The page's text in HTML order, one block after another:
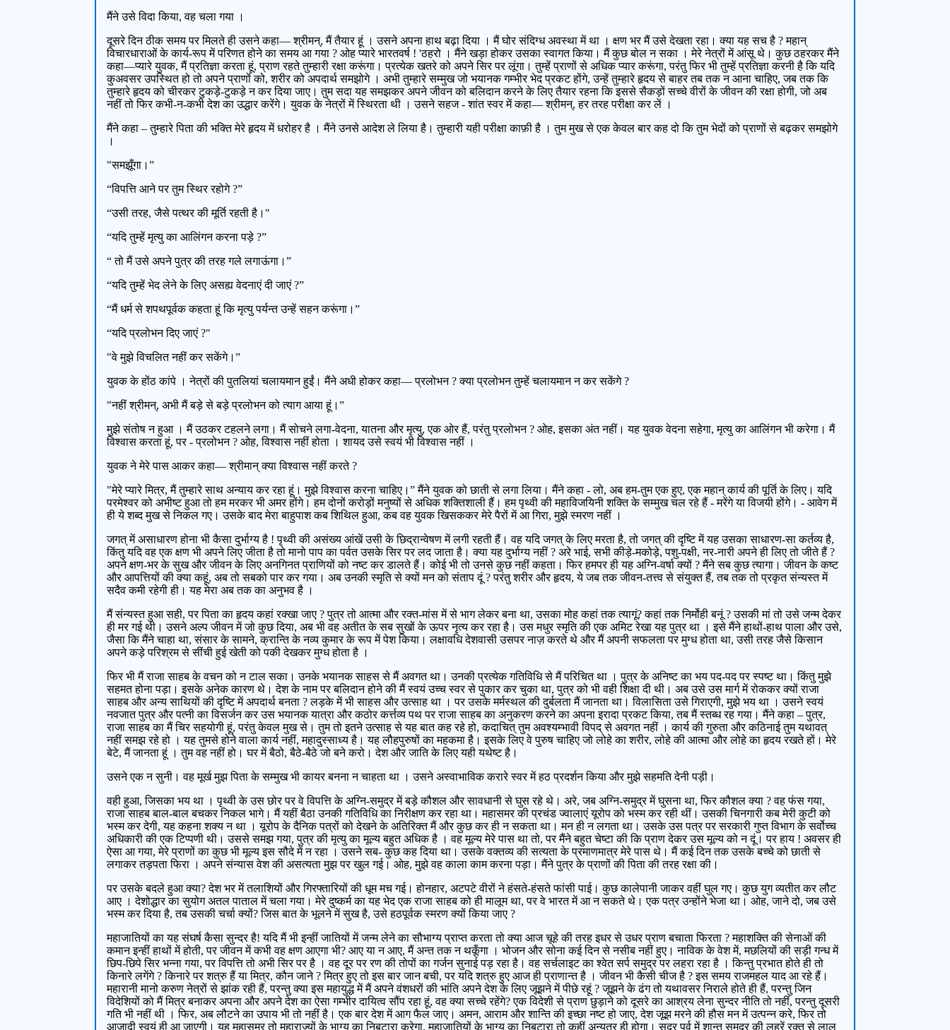
मैंने उसे विदा किया, वह चला गया ।
दूसरे दिन ठीक समय पर मिलते ही उसने कहा— श्रीमन्, मैं तैयार हूं । उसने अपना हाथ बढ़ा दिया । मैं घोर संदिग्ध अवस्था में था । क्षण भर मैं उसे देखता रहा। क्या यह सच है ? महान्
विचारधाराओं के कार्य-रूप में परिणत होने का समय आ गया ? ओह प्यारे भारतवर्ष ! 'ठहरो । मैंने खड़ा होकर उसका स्वागत किया। मैं कुछ बोल न सका । मेरे नेत्रों में आंसू थे। कुछ ठहरकर मैंने
कहा—प्यारे युवक, मैं प्रतिज्ञा करता हूं, प्राण रहते तुम्हारी रक्षा करूंगा। प्रत्येक खतरे को अपने सिर पर लूंगा। तुम्हें प्राणों से अधिक प्यार करूंगा, परंतु फिर भी तुम्हें प्रतिज्ञा करनी है कि यदि
कुअवसर उपस्थित हो तो अपने प्राणों को, शरीर को अपदार्थ समझोगे । अभी तुम्हारे सम्मुख जो भयानक गम्भीर भेद प्रकट होंगे, उन्हें तुम्हारे हृदय से बाहर तब तक न आना चाहिए, जब तक कि
तुम्हारे हृदय को चीरकर टुकड़े-टुकड़े न कर दिया जाए। तुम सदा यह समझकर अपने जीवन को बलिदान करने के लिए तैयार रहना कि इससे सैकड़ों सच्चे वीरों के जीवन की रक्षा होगी, जो अब
नहीं तो फिर कभी-न-कभी देश का उद्धार करेंगे। युवक के नेत्रों में स्थिरता थी । उसने सहज - शांत स्वर में कहा— श्रीमन्, हर तरह परीक्षा कर लें ।
मैंने कहा – तुम्हारे पिता की भक्ति मेरे हृदय में धरोहर है । मैंने उनसे आदेश ले लिया है। तुम्हारी यही परीक्षा काफ़ी है । तुम मुख से एक केवल बार कह दो कि तुम भेदों को प्राणों से बढ़कर समझोगे
।
"समझूँगा।”
“विपत्ति आने पर तुम स्थिर रहोगे ?”
“उसी तरह, जैसे पत्थर की मूर्ति रहती है।"
“यदि तुम्हें मृत्यु का आलिंगन करना पड़े ?”
“ तो मैं उसे अपने पुत्र की तरह गले लगाऊंगा।”
“यदि तुम्हें भेद लेने के लिए असह्य वेदनाएं दी जाएं ?”
“मैं धर्म से शपथपूर्वक कहता हूं कि मृत्यु पर्यन्त उन्हें सहन करूंगा।”
“यदि प्रलोभन दिए जाएं ?"
"वे मुझे विचलित नहीं कर सकेंगे।”
युवक के होंठ कांपे । नेत्रों की पुतलियां चलायमान हुईं। मैंने अधी होकर कहा— प्रलोभन ? क्या प्रलोभन तुम्हें चलायमान न कर सकेंगे ?
"नहीं श्रीमन्, अभी मैं बड़े से बड़े प्रलोभन को त्याग आया हूं।”
मुझे संतोष न हुआ । मैं उठकर टहलने लगा। मैं सोचने लगा-वेदना, यातना और मृत्यु, एक ओर हैं, परंतु प्रलोभन ? ओह, इसका अंत नहीं। यह युवक वेदना सहेगा, मृत्यु का आलिंगन भी करेगा। मैं
विश्वास करता हूं, पर - प्रलोभन ? ओह, विश्वास नहीं होता । शायद उसे स्वयं भी विश्वास नहीं ।
युवक ने मेरे पास आकर कहा— श्रीमान् क्या विश्वास नहीं करते ?
"मेरे प्यारे मित्र, मैं तुम्हारे साथ अन्याय कर रहा हूं। मुझे विश्वास करना चाहिए।” मैंने युवक को छाती से लगा लिया। मैंने कहा - लो, अब हम-तुम एक हुए, एक महान् कार्य की पूर्ति के लिए। यदि
परमेश्वर को अभीष्ट हुआ तो हम मरकर भी अमर होंगे। हम दोनों करोड़ों मनुष्यों से अधिक शक्तिशाली हैं। हम पृथ्वी की महाविजयिनी शक्ति के सम्मुख चल रहे हैं - मरेंगे या विजयी होंगे। - आवेग में
ही ये शब्द मुख से निकल गए। उसके बाद मेरा बाहुपाश कब शिथिल हुआ, कब वह युवक खिसककर मेरे पैरों में आ गिरा, मुझे स्मरण नहीं ।
जगत् में असाधारण होना भी कैसा दुर्भाग्य है ! पृथ्वी की असंख्य आंखें उसी के छिद्रान्वेषण में लगी रहती हैं। वह यदि जगत् के लिए मरता है, तो जगत् की दृष्टि में यह उसका साधारण-सा कर्तव्य है,
किंतु यदि वह एक क्षण भी अपने लिए जीता है तो मानो पाप का पर्वत उसके सिर पर लद जाता है। क्या यह दुर्भाग्य नहीं ? अरे भाई, सभी कीड़े-मकोड़े, पशु-पक्षी, नर-नारी अपने ही लिए तो जीते हैं ?
अपने क्षण-भर के सुख और जीवन के लिए अनगिनत प्राणियों को नष्ट कर डालते हैं। कोई भी तो उनसे कुछ नहीं कहता। फिर हमपर ही यह अग्नि-वर्षा क्यों ? मैंने सब कुछ त्यागा। जीवन के कष्ट
और आपत्तियों की क्या कहूं, अब तो सबको पार कर गया। अब उनकी स्मृति से क्यों मन को संताप दूं ? परंतु शरीर और हृदय, ये जब तक जीवन-तत्त्व से संयुक्त हैं, तब तक तो प्रकृत संन्यस्त में
सदैव कमी रहेगी ही। यह मेरा अब तक का अनुभव है ।
मैं संन्यस्त हुआ सही, पर पिता का हृदय कहां रक्खा जाए ? पुत्र तो आत्मा और रक्त-मांस में से भाग लेकर बना था, उसका मोह कहां तक त्यागूं? कहां तक निर्मोही बनूं ? उसकी मां तो उसे जन्म देकर
ही मर गई थी। उसने अल्प जीवन में जो कुछ दिया, अब भी वह अतीत के सब सुखों के ऊपर नृत्य कर रहा है। उस मधुर स्मृति की एक अमिट रेखा यह पुत्र था । इसे मैंने हाथों-हाथ पाला और उसे,
जैसा कि मैंने चाहा था, संसार के सामने, क्रान्ति के नव्य कुमार के रूप में पेश किया। लक्षावधि देशवासी उसपर नाज़ करते थे और मैं अपनी सफलता पर मुग्ध होता था, उसी तरह जैसे किसान
अपने कड़े परिश्रम से सींची हुई खेती को पकी देखकर मुग्ध होता है ।
फिर भी मैं राजा साहब के वचन को न टाल सका। उनके भयानक साहस से मैं अवगत था। उनकी प्रत्येक गतिविधि से मैं परिचित था । पुत्र के अनिष्ट का भय पद-पद पर स्पष्ट था। किंतु मुझे
सहमत होना पड़ा। इसके अनेक कारण थे। देश के नाम पर बलिदान होने की मैं स्वयं उच्च स्वर से पुकार कर चुका था, पुत्र को भी वही शिक्षा दी थी। अब उसे उस मार्ग में रोककर क्यों राजा
साहब और अन्य साथियों की दृष्टि में अपदार्थ बनता ? लड़के में भी साहस और उत्साह था । पर उसके मर्मस्थल की दुर्बलता मैं जानता था। विलासिता उसे गिराएगी, मुझे भय था । उसने स्वयं
नवजात पुत्र और पत्नी का विसर्जन कर उस भयानक यात्रा और कठोर कर्त्तव्य पथ पर राजा साहब का अनुकरण करने का अपना इरादा प्रकट किया, तब मैं स्तब्ध रह गया। मैंने कहा – पुत्र,
राजा साहब का मैं चिर सहयोगी हूं, परंतु केवल मुख से। तुम तो इतने उत्साह से यह बात कह रहे हो, कदाचित् तुम अवश्यम्भावी विपद् से अवगत नहीं । कार्य की गुरुता और कठिनाई तुम यथावत्
नहीं समझ रहे हो । यह तुमसे होने वाला कार्य नहीं, महादुस्साध्य है। यह लौहपुरुषों का महकमा है। इसके लिए वे पुरुष चाहिए जो लोहे का शरीर, लोहे की आत्मा और लोहे का हृदय रखते हों। मेरे
बेटे, मैं जानता हूं । तुम वह नहीं हो। घर में बैठो, बैठे-बैठे जो बने करो। देश और जाति के लिए यही यथेष्ट है।
उसने एक न सुनी। वह मूर्ख मुझ पिता के सम्मुख भी कायर बनना न चाहता था । उसने अस्वाभाविक करारे स्वर में हठ प्रदर्शन किया और मुझे सहमति देनी पड़ी।
वही हुआ, जिसका भय था । पृथ्वी के उस छोर पर वे विपत्ति के अग्नि-समुद्र में बड़े कौशल और सावधानी से घुस रहे थे। अरे, जब अग्नि-समुद्र में घुसना था, फिर कौशल क्या ? वह फंस गया,
राजा साहब बाल-बाल बचकर निकल भागे। मैं यहीं बैठा उनकी गतिविधि का निरीक्षण कर रहा था। महासमर की प्रचंड ज्वालाएं यूरोप को भस्म कर रही थीं। उसकी चिनगारी कब मेरी कुटी को
भस्म कर देगी, यह कहना शक्य न था । यूरोप के दैनिक पत्रों को देखने के अतिरिक्त मैं और कुछ कर ही न सकता था। मन ही न लगता था। उसके उस पत्र पर सरकारी गुप्त विभाग के सर्वोच्च
अधिकारी की एक टिप्पणी थी। उससे समझ गया, पुत्र की मृत्यु का मूल्य बहुत अधिक है । वह मूल्य मेरे पास था तो, पर मैंने बहुत चेष्टा की कि प्राण देकर उस मूल्य को न दूं। पर हाय ! अवसर ही
ऐसा आ गया, मेरे प्राणों का कुछ भी मूल्य इस सौदे में न रहा । उसने सब- कुछ कह दिया था। उसके वक्तव्य की सत्यता के प्रमाणमात्र मेरे पास थे। मैं कई दिन तक उसके बच्चे को छाती से
लगाकर तड़पता फिरा । अपने संन्यास वेश की असत्यता मुझ पर खुल गई। ओह, मुझे वह काला काम करना पड़ा। मैंने पुत्र के प्राणों की पिता की तरह रक्षा की।
पर उसके बदले हुआ क्या? देश भर में तलाशियों और गिरफ्तारियों की धूम मच गई। होनहार, अटपटे वीरों ने हंसते-हंसते फांसी पाई। कुछ कालेपानी जाकर वहीं घुल गए। कुछ युग व्यतीत कर लौट
आए । देशोद्धार का सुयोग अतल पाताल में चला गया। मेरे दुष्कर्म का यह भेद एक राजा साहब को ही मालूम था, पर वे भारत में आ न सकते थे। एक पत्र उन्होंने भेजा था। ओह, जाने दो, जब उसे
भस्म कर दिया है, तब उसकी चर्चा क्यों? जिस बात के भूलने में सुख है, उसे हठपूर्वक स्मरण क्यों किया जाए ?
महाजातियों का यह संघर्ष कैसा सुन्दर है! यदि मैं भी इन्हीं जातियों में जन्म लेने का सौभाग्य प्राप्त करता तो क्या आज चूहे की तरह इधर से उधर प्राण बचाता फिरता ? महाशक्ति की सेनाओं की
कमान इन्हीं हाथों में होती, पर जीवन में कभी वह क्षण आएगा भी? आए या न आए, मैं अन्त तक न थकूँगा । भोजन और सोना कई दिन से नसीब नहीं हुए। नाविक के वेश में, मछलियों की सड़ी गन्ध में
छिप-छिपे सिर भन्ना गया, पर विपत्ति तो अभी सिर पर है । वह दूर पर रण की तोपों का गर्जन सुनाई पड़ रहा है। वह सर्चलाइट का श्वेत सर्प समुद्र पर लहरा रहा है । किन्तु प्रभात होते ही तो
किनारे लगेंगे ? किनारे पर शत्रु हैं या मित्र, कौन जाने ? मित्र हुए तो इस बार जान बची, पर यदि शत्रु हुए आज ही प्राणान्त है । जीवन भी कैसी चीज है ? इस समय राजमहल याद आ रहे हैं।
महारानी मानो करुण नेत्रों से झांक रही हैं, परन्तु क्या इस महायुद्ध में मैं अपने वंशधरों की भांति अपने देश के लिए जूझने में पीछे रहूं ? जूझने के ढंग तो यथावसर निराले होते ही हैं, परन्तु जिन
विदेशियों को मैं मित्र बनाकर अपना और अपने देश का ऐसा गम्भीर दायित्व सौंप रहा हूं, वह क्या सच्चे रहेंगे? एक विदेशी से प्राण छुड़ाने को दूसरे का आश्रय लेना सुन्दर नीति तो नहीं, परन्तु दूसरी
गति भी नहीं थी । फिर, अब लौटने का उपाय भी तो नहीं है। एक बार देश में आग फैल जाए। अमन, आराम और शान्ति की इच्छा नष्ट हो जाए, देश जूझ मरने की हौस मन में उत्पन्न करे, फिर तो
आज़ादी स्वयं ही आ जाएगी। यह महासमर तो महाराज्यों के भाग्य का निबटारा करेगा. महाजातियों के भाग्य का निबटारा तो कहीं अन्यत्र ही होगा। सुदूर पूर्व में शान्त समुद्र की लहरें रक्त से लाल